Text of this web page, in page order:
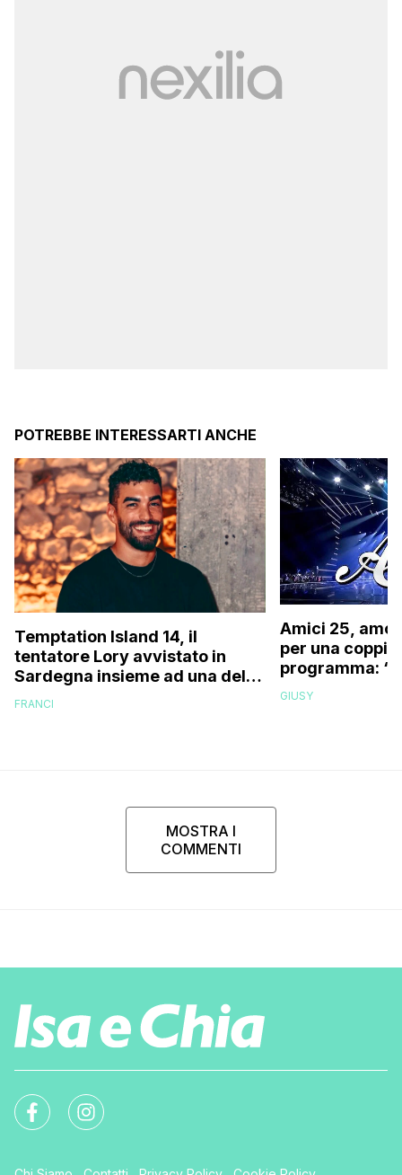
POTREBBE INTERESSARTI ANCHE
Temptation Island 14, il
tentatore Lory avvistato in
Sardegna insieme ad una delle
fidanzate (e no, non è Sabrina)
FRANCI
Amici 25,
per una coppia
programma:
siamo resi
GIUSY
MOSTRA I
COMMENTI